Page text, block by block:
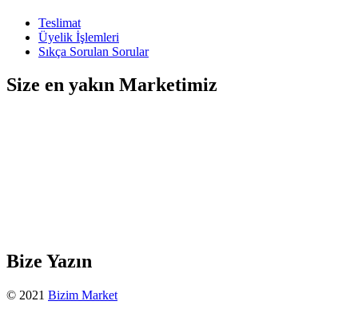
Teslimat
Üyelik İşlemleri
Sıkça Sorulan Sorular
Size en yakın Marketimiz
Bize Yazın
© 2021 Bizim Market